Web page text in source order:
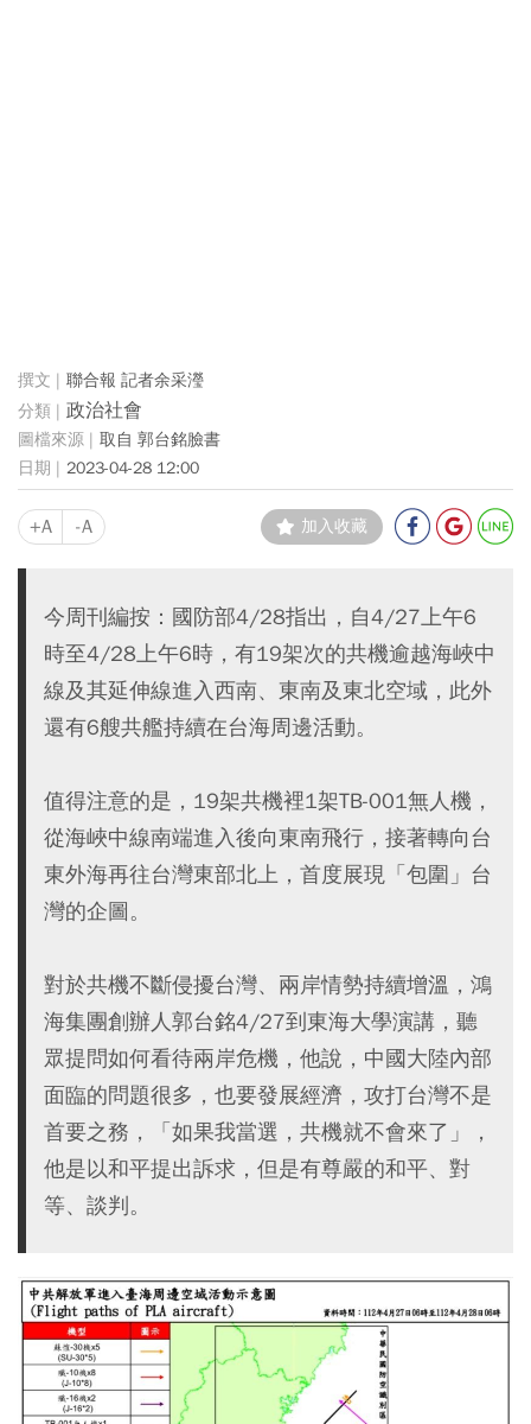
聯合報 記者余采瀅
政治社會
取自 郭台銘臉書
2023-04-28 12:00
+A -A 加入收藏
今周刊編按：國防部4/28指出，自4/27上午6
時至4/28上午6時，有19架次的共機逾越海峽中
線及其延伸線進入西南、東南及東北空域，此外
還有6艘共艦持續在台海周邊活動。
值得注意的是，19架共機裡1架TB-001無人機，
從海峽中線南端進入後向東南飛行，接著轉向台
東外海再往台灣東部北上，首度展現「包圍」台
灣的企圖。
對於共機不斷侵擾台灣、兩岸情勢持續增溫，鴻
海集團創辦人郭台銘4/27到東海大學演講，聽
眾提問如何看待兩岸危機，他說，中國大陸內部
面臨的問題很多，也要發展經濟，攻打台灣不是
首要之務，「如果我當選，共機就不會來了」，
他是以和平提出訴求，但是有尊嚴的和平、對
等、談判。